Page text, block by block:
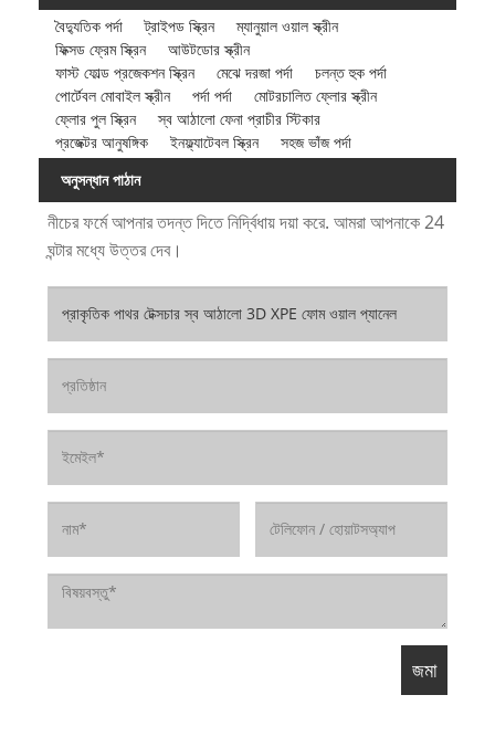
বৈদ্যুতিক পর্দা
ট্রাইপড স্ক্রিন
ম্যানুয়াল ওয়াল স্ক্রীন
ফিক্সড ফ্রেম স্ক্রিন
আউটডোর স্ক্রীন
ফাস্ট ফোল্ড প্রজেকশন স্ক্রিন
মেঝে দরজা পর্দা
চলন্ত হুক পর্দা
পোর্টেবল মোবাইল স্ক্রীন
পর্দা পর্দা
মোটরচালিত ফ্লোর স্ক্রীন
ফ্লোর পুল স্ক্রিন
স্ব আঠালো ফেনা প্রাচীর স্টিকার
প্রজেক্টর আনুষঙ্গিক
ইনফ্ল্যাটেবল স্ক্রিন
সহজ ভাঁজ পর্দা
অনুসন্ধান পাঠান
নীচের ফর্মে আপনার তদন্ত দিতে নির্দ্বিধায় দয়া করে. আমরা আপনাকে 24
ঘন্টার মধ্যে উত্তর দেব।